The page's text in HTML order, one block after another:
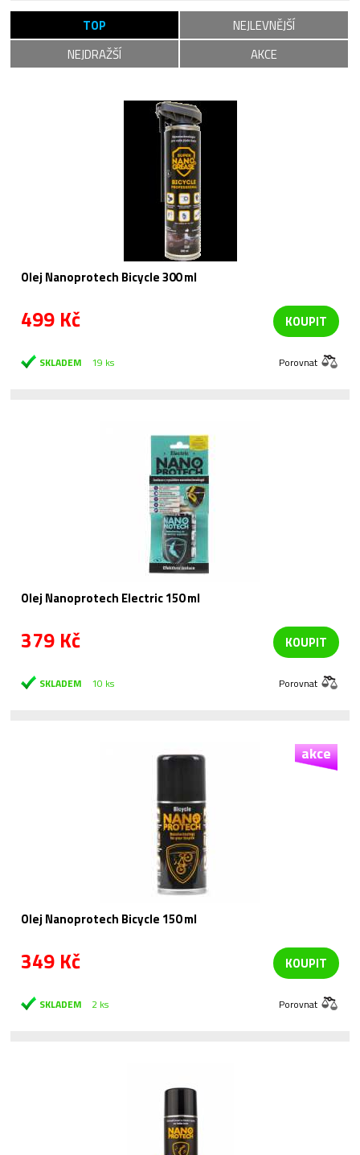
TOP
NEJLEVNĚJŠÍ
NEJDRAŽŠÍ
AKCE
Olej Nanoprotech Bicycle 300 ml
499 Kč KOUPIT
SKLADEM 19 ks Porovnat
Olej Nanoprotech Electric 150 ml
379 Kč KOUPIT
SKLADEM 10 ks Porovnat
akce
Olej Nanoprotech Bicycle 150 ml
349 Kč KOUPIT
SKLADEM 2 ks Porovnat